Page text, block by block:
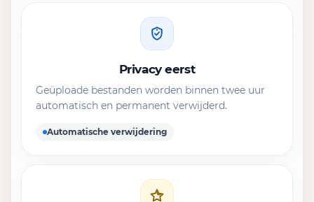
Privacy eerst
Geüploade bestanden worden binnen twee uur
automatisch en permanent verwijderd.
Automatische verwijdering